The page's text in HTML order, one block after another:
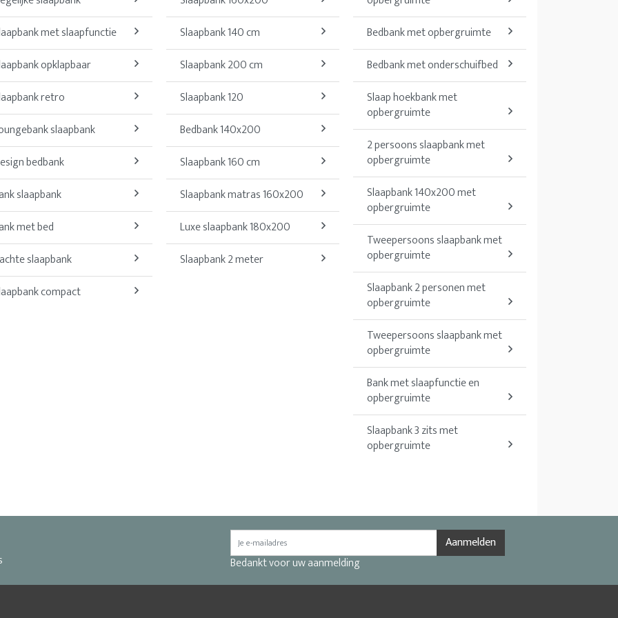
met slaapfunctie
opklapbaar
retro
slaapbank
bedbank
slaapbank
met bed
slaapbank
compact
Slaapbank 140 cm
Slaapbank 200 cm
Slaapbank 120
Bedbank 140x200
Slaapbank 160 cm
Slaapbank matras 160x200
Luxe slaapbank 180x200
Slaapbank 2 meter
Bedbank met opbergruimte
Bedbank met onderschuifbed
Slaap hoekbank met
opbergruimte
2 persoons slaapbank met
opbergruimte
Slaapbank 140x200 met
opbergruimte
Tweepersoons slaapbank met
opbergruimte
Slaapbank 2 personen met
opbergruimte
Tweepersoons slaapbank met
opbergruimte
Bank met slaapfunctie en
opbergruimte
Slaapbank 3 zits met
opbergruimte
Aanmelden
Bedankt voor uw aanmelding